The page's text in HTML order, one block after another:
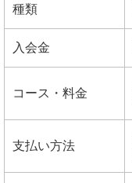
種類
入会金
コース・料金
支払い方法